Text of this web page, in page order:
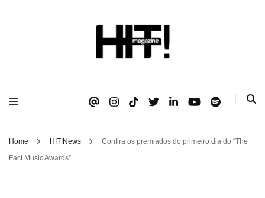
HIT!Magazine
Home HIT!News
Confira os premiados do primeiro dia do “The
Fact Music Awards”